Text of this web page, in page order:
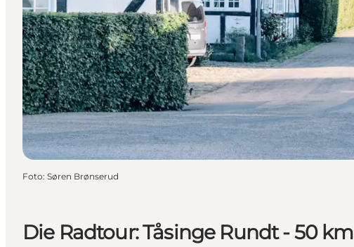
Die Radtour: Tåsinge Rundt - 50 km
Foto: Søren Brønserud